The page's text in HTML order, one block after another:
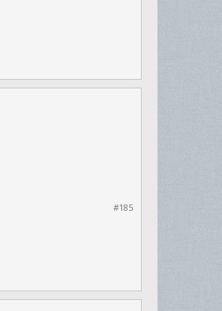
#185